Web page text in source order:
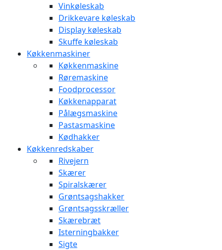
Vinkøleskab
Drikkevare køleskab
Display køleskab
Skuffe køleskab
Køkkenmaskiner
Køkkenmaskine
Røremaskine
Foodprocessor
Køkkenapparat
Pålægsmaskine
Pastasmaskine
Kødhakker
Køkkenredskaber
Rivejern
Skærer
Spiralskærer
Grøntsagshakker
Grøntsagsskræller
Skærebræt
Isterningbakker
Sigte